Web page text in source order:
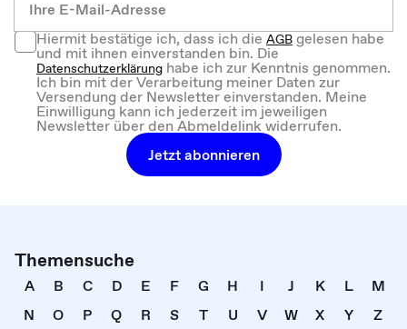
Hiermit bestätige ich, dass ich dieAGBgelesen habe
und mit ihnen einverstanden bin. Die
Datenschutzerklärung habe ich zur Kenntnis genommen.
Ich bin mit der Verarbeitung meiner Daten zur
Versendung der Newsletter einverstanden. Meine
Einwilligung kann ich jederzeit im jeweiligen
Newsletter über den Abmeldelink widerrufen.
Jetzt abonnieren
Themensuche
A B C D E F G H I J K L
M
N
O P Q R S T U V W X Y
Z